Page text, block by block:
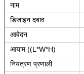
नाम
डिजाइन दबाव
आवेदन
आयाम ((L*W*H)
नियंत्रण प्रणाली